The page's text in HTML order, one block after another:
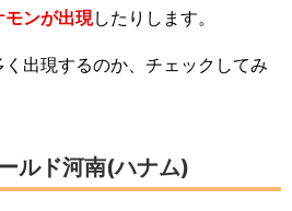
モンが出現したりします。
出現するのか、チェックしてみ
ルド河南(ハナム)